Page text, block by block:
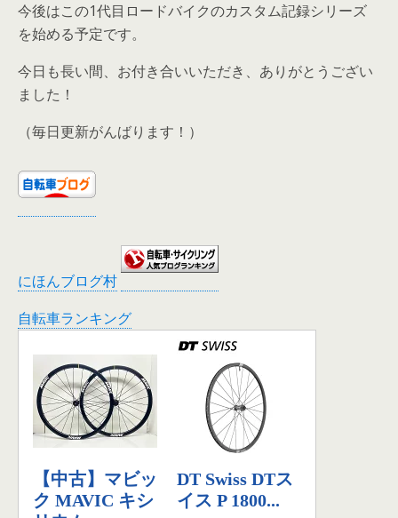
今後はこの1代目ロードバイクのカスタム記録シリーズ
を始める予定です。
今日も長い間、お付き合いいただき、ありがとうござい
ました！
（毎日更新がんばります！）
にほんブログ村
自転車ランキング